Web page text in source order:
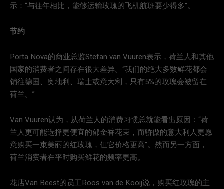
示：“与往年相比，能够运输玫瑰的飞机航班要少得多”。
节约
Porta Nova的商业总监Stefan van Vuuren表示，荷兰人和其他
国家的消费者之间存在很大差异。“我们的绝大多数鲜花都会
销往德国、奥地利、瑞士或意大利，只有5%的玫瑰会被留在
荷兰。”
Van Vuuren认为，从荷兰人的消费习惯总就能看出原因：“荷
兰人更可能选择更便宜的郁金香花束，而骄傲的意大利人更愿
意购买一束美丽的红玫瑰，但它价格更高”。然而另一方面，
荷兰消费者在平时购买鲜花的频率更高。
花店Van Beest的员工Roos van de Kooij说，购买红玫瑰的主